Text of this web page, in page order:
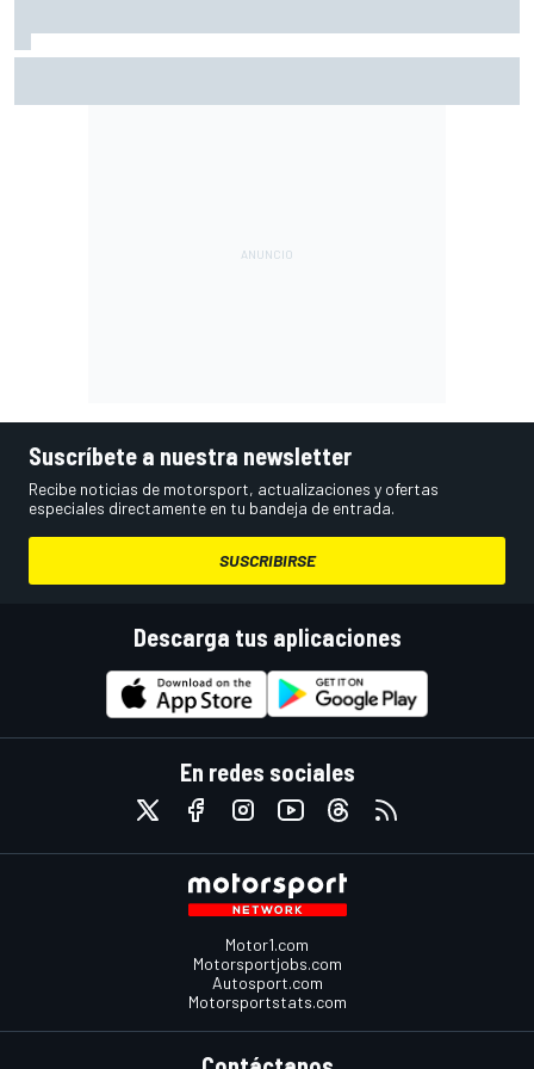
Suscríbete a nuestra newsletter
Recibe noticias de motorsport, actualizaciones y ofertas
especiales directamente en tu bandeja de entrada.
SUSCRIBIRSE
Descarga tus aplicaciones
En redes sociales
Motor1.com
Motorsportjobs.com
Autosport.com
Motorsportstats.com